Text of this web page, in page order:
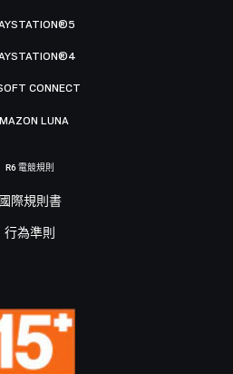
CONNECT
LUNA
R6 電競規則
國際規則書
行為準則